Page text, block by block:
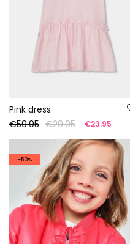
Pink dress
€59.95 €29.95 €23.95
-50%